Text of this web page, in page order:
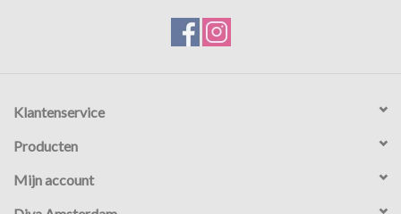
Klantenservice
Producten
Mijn account